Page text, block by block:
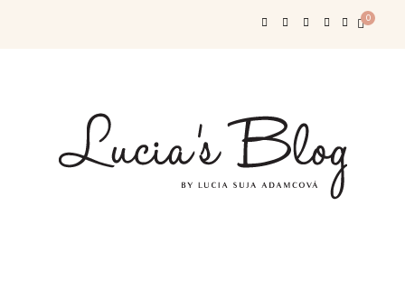
0